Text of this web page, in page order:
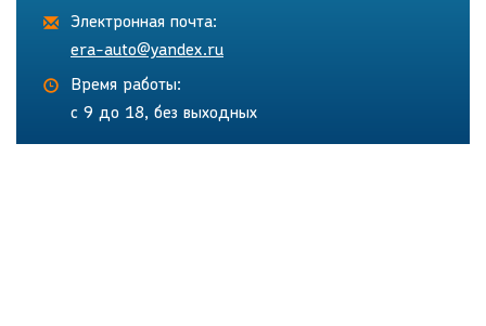
Электронная почта:
era-auto@yandex.ru
Время работы:
с 9 до 18, без выходных